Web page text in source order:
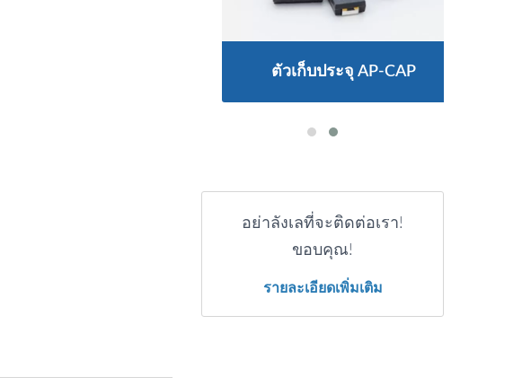
ตัวเก็บประจุ AP-CAP
อย่าลังเลที่จะติดต่อเรา!
ขอบคุณ!
รายละเอียดเพิ่มเติม